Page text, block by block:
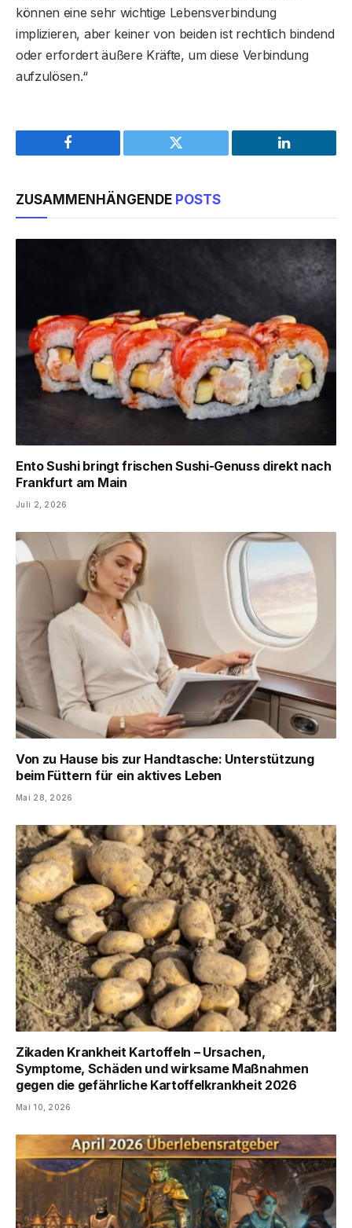
können eine sehr wichtige Lebensverbindung
implizieren, aber keiner von beiden ist rechtlich bindend
oder erfordert äußere Kräfte, um diese Verbindung
aufzulösen.“
Facebook Twitter LinkedIn
ZUSAMMENHÄNGENDE POSTS
Ento Sushi bringt frischen Sushi-Genuss direkt nach
Frankfurt am Main
Juli 2, 2026
Von zu Hause bis zur Handtasche: Unterstützung
beim Füttern für ein aktives Leben
Mai 28, 2026
Zikaden Krankheit Kartoffeln – Ursachen,
Symptome, Schäden und wirksame Maßnahmen
gegen die gefährliche Kartoffelkrankheit 2026
Mai 10, 2026